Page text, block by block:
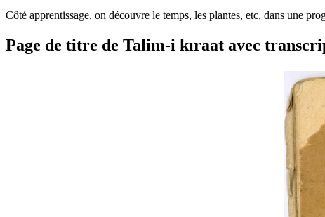
Côté apprentissage, on découvre le temps, les plantes, etc, dans une
Page de titre de Talim-i kıraat avec